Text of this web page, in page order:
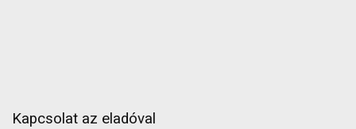
Kapcsolat az eladóval